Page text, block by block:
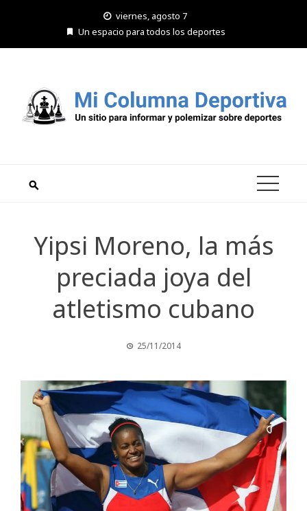
viernes, agosto 7
Un espacio para todos los deportes
Yipsi Moreno, la más
preciada joya del
atletismo cubano
25/11/2014